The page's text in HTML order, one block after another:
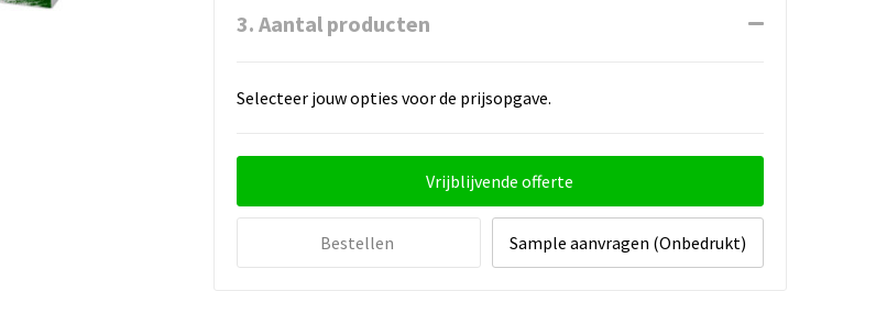
3. Aantal producten
Selecteer jouw opties voor de prijsopgave.
Vrijblijvende offerte
Bestellen Sample aanvragen (Onbedrukt)